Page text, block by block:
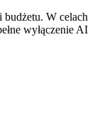
W celach
wyłączenie AI